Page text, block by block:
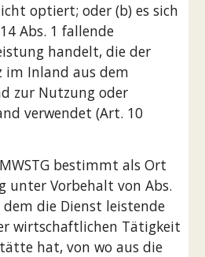
optiert; oder (b) es sich
Abs. 1 fallende
handelt, die der
im Inland aus dem
zur Nutzung oder
verwendet (Art. 10
bestimmt als Ort
unter Vorbehalt von Abs.
die Dienst leistende
wirtschaftlichen Tätigkeit
hat, von wo aus die